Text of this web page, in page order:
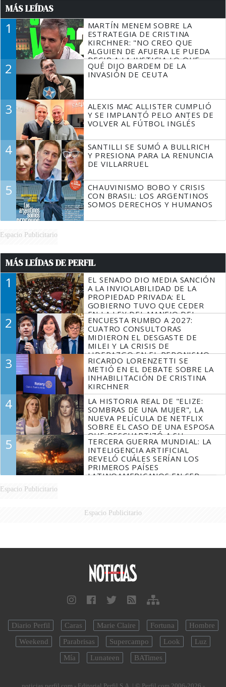
MÁS LEÍDAS
1
MARTÍN MENEM SOBRE LA
ESTRATEGIA DE CRISTINA
KIRCHNER: "NO CREO QUE
ALGUIEN DE AFUERA LE PUEDA
DECIR A LA JUSTICIA LO QUE
TIENE QUE HACER"
2
QUÉ DIJO BARDEM DE LA
INVASIÓN DE CEUTA
3
ALEXIS MAC ALLISTER CUMPLIÓ
Y SE IMPLANTÓ PELO ANTES DE
VOLVER AL FÚTBOL INGLÉS
4
SANTILLI SE SUMÓ A BULLRICH
Y PRESIONA PARA LA RENUNCIA
DE VILLARRUEL
5
CHAUVINISMO BOBO Y CRISIS
CON BRASIL: LOS ARGENTINOS
SOMOS DERECHOS Y HUMANOS
Espacio Publicitario
MÁS LEÍDAS DE PERFIL
1
EL SENADO DIO MEDIA SANCIÓN
A LA INVIOLABILIDAD DE LA
PROPIEDAD PRIVADA: EL
GOBIERNO TUVO QUE CEDER
EN LA LEY DEL MANEJO DEL
FUEGO
2
ENCUESTA RUMBO A 2027:
CUATRO CONSULTORAS
MIDIERON EL DESGASTE DE
MILEI Y LA CRISIS DE
LIDERAZGO EN EL PERONISMO
3
RICARDO LORENZETTI SE
METIÓ EN EL DEBATE SOBRE LA
INHABILITACIÓN DE CRISTINA
KIRCHNER
4
LA HISTORIA REAL DE "ELIZE:
SOMBRAS DE UNA MUJER", LA
NUEVA PELÍCULA DE NETFLIX
SOBRE EL CASO DE UNA ESPOSA
QUE DESCUARTIZÓ A SU
MARIDO
5
TERCERA GUERRA MUNDIAL: LA
INTELIGENCIA ARTIFICIAL
REVELÓ CUÁLES SERÍAN LOS
PRIMEROS PAÍSES
LATINOAMERICANOS EN SER
Espacio Publicitario
Espacio Publicitario
Diario Perfil Caras Marie Claire Fortuna
Hombre
Weekend
Parabrisas Supercampo Look
Luz
Mía
Lunateen BATimes